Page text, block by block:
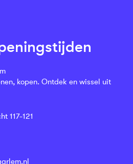
kopen. Ontdek en wissel uit
117-121